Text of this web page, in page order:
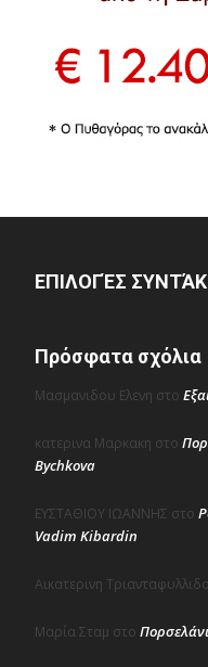
ΕΠΙΛΟΓΈΣ
Πρόσφατα σχόλια
Μασμανιδου Ελενη στο
κατερινα Μαρκακη στο
Bychkova
ΕΥΣΤΑΘΙΟΥ ΙΩΑΝΝΗΣ στο
Vadim Kibardin
Αικατερινη
Μαρία Σταμ στο